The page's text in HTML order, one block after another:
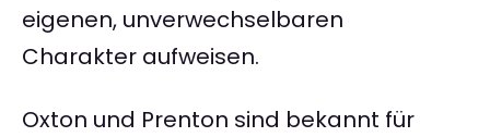
eigenen, unverwechselbaren
Charakter aufweisen.
Oxton und Prenton sind bekannt für